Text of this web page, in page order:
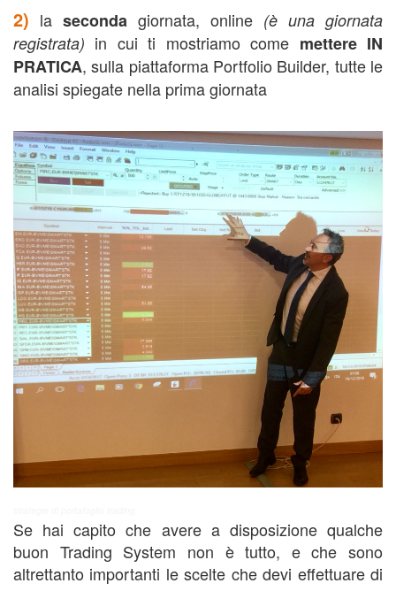
2) la seconda giornata, online (è una giornata
registrata) in cui ti mostriamo come mettere IN
PRATICA, sulla piattaforma Portfolio Builder, tutte le
analisi spiegate nella prima giornata
Se hai capito che avere a disposizione qualche
buon Trading System non è tutto, e che sono
altrettanto importanti le scelte che devi effettuare di